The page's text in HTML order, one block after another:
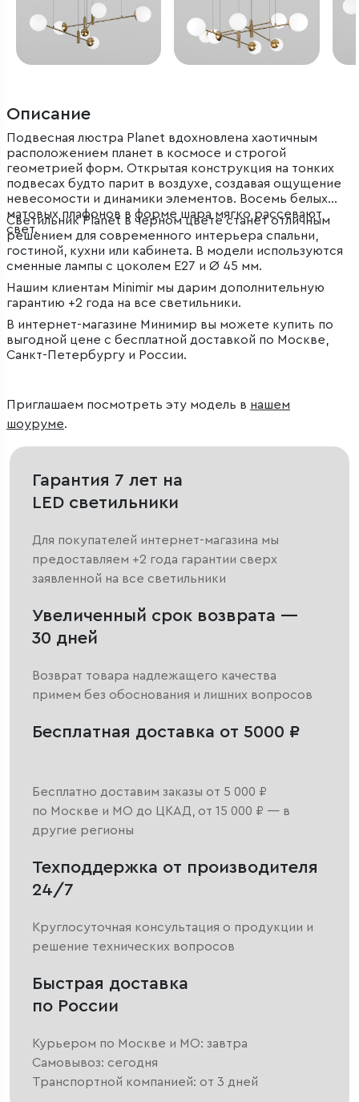
Описание
Подвесная люстра Planet вдохновлена хаотичным
расположением планет в космосе и строгой
геометрией форм. Открытая конструкция на тонких
подвесах будто парит в воздухе, создавая ощущение
невесомости и динамики элементов. Восемь белых
матовых плафонов в форме шара мягко рассевают
свет.
Светильник Planet в черном цвете станет отличным
решением для современного интерьера спальни,
гостиной, кухни или кабинета. В модели используются
сменные лампы с цоколем E27 и Ø 45 мм.
Нашим клиентам Minimir мы дарим дополнительную
гарантию +2 года на все светильники.
В интернет-магазине Минимир вы можете купить по
выгодной цене с бесплатной доставкой по Москве,
Санкт-Петербургу и России.
Приглашаем посмотреть эту модель в нашем
шоуруме.
Гарантия 7 лет на
LED светильники
Для покупателей интернет-магазина мы
предоставляем +2 года гарантии сверх
заявленной на все светильники
Увеличенный срок возврата —
30 дней
Возврат товара надлежащего качества
примем без обоснования и лишних вопросов
Бесплатная доставка от 5000 ₽
Бесплатно доставим заказы от 5 000 ₽
по Москве и МО до ЦКАД, от 15 000 ₽ — в
другие регионы
Техподдержка от производителя
24/7
Круглосуточная консультация о продукции и
решение технических вопросов
Быстрая доставка
по России
Курьером по Москве и МО: завтра
Самовывоз: сегодня
Транспортной компанией: от 3 дней